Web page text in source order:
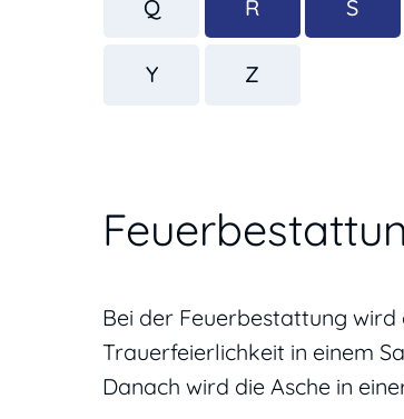
Q R S
Y Z
Bei der Feuerbestattung
Trauerfeierlichkeit in einem
Danach wird die Asche in